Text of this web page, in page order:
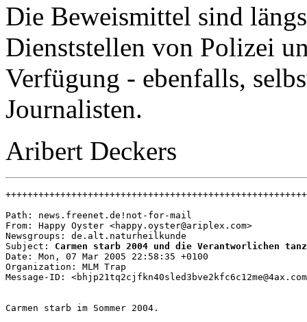
Die Beweismittel sind
Dienststellen von Polizei
Verfügung - ebenfalls,
Journalisten.
Aribert Deckers
Path: news.freenet.de!not-for-mail
From: Happy Oyster <happy.oyster@ariplex.com>
Newsgroups: de.alt.naturheilkunde
Subject: Carmen starb 2004 und die Verantworlichen
Date: Mon, 07 Mar 2005 22:58:35 +0100
Organization: MLM Trap
Message-ID:
Carmen starb im Sommer 2004.